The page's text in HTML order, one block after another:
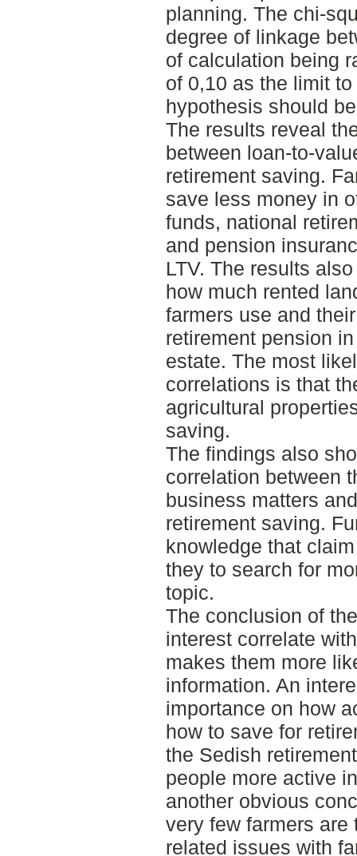
planning. The chi-
degree of linkage
of calculation being
of 0,10 as the limit
hypothesis should
The results reveal
between loan-to-
retirement saving.
save less money in
funds, national
and pension
LTV. The results
how much rented
farmers use and
retirement pension
estate. The most
correlations is that
agricultural
saving.
The findings also
correlation between
business matters
retirement saving.
knowledge that
they to search for
topic.
The conclusion of
interest correlate
makes them more
information. An
importance on how
how to save for
the Sedish
people more active
another obvious
very few farmers are
related issues with